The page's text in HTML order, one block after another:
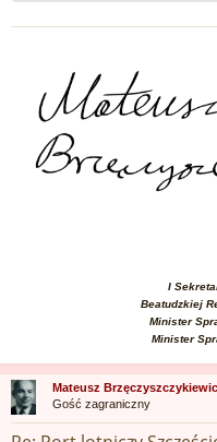
I
Beatudzkiej
Minister
Minister
Mateusz
Gość zagraniczny